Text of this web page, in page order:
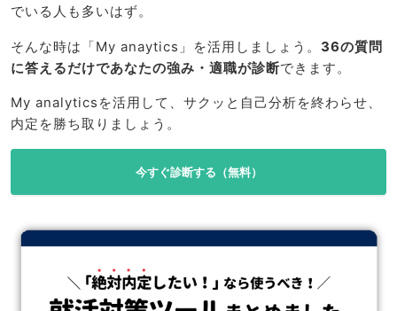
でいる人も多いはず。
そんな時は「My anaytics」を活用しましょう。 36の質問
に答えるだけであなたの強み・適職が診断できます。
My analyticsを活用して、サクッと自己分析を終わらせ、
内定を勝ち取りましょう。
今すぐ診断する（無料）